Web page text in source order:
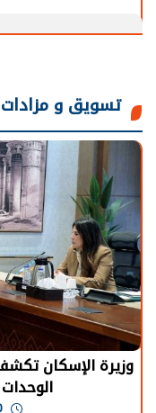
تسويق و مزادات
وزيرة الإسكان